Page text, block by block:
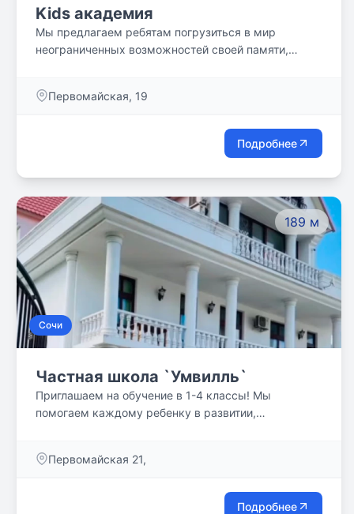
Kids академия
Мы предлагаем ребятам погрузиться в мир
неограниченных возможностей своей памяти,
максимально развивать интеллект и овладевать
Первомайская, 19
Подробнее
189 м
Сочи
Частная школа `Умвилль`
Приглашаем на обучение в 1-4 классы! Мы
помогаем каждому ребенку в развитии,
призвание!
Первомайская 21,
Подробнее